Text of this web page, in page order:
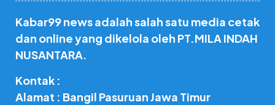
Kabar99 news adalah salah satu media cetak
dan online yang dikelola oleh PT.MILA INDAH
NUSANTARA.
Kontak :
Alamat : Bangil Pasuruan Jawa Timur